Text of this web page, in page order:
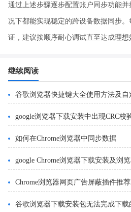
通过上述步骤逐步配置账户同步功能
况下都能实现稳定的跨设备数据同步
证，建议按顺序耐心调试直至达成理想
继续阅读
谷歌浏览器快捷键大全使用方法及自
google浏览器下载安装中出现CRC校
如何在Chrome浏览器中同步数据
google Chrome浏览器下载安装及浏
Chrome浏览器网页广告屏蔽插件推荐
谷歌浏览器下载安装包无法完成下载